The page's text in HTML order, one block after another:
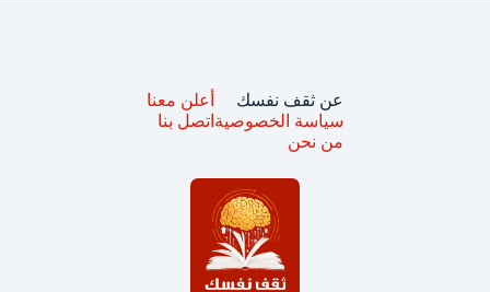
عن ثقف نفسك
سياسة الخصوصية
من نحن
أعلن معنا
اتصل بنا